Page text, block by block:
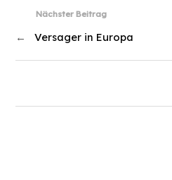
Nächster Beitrag
← Versager in Europa